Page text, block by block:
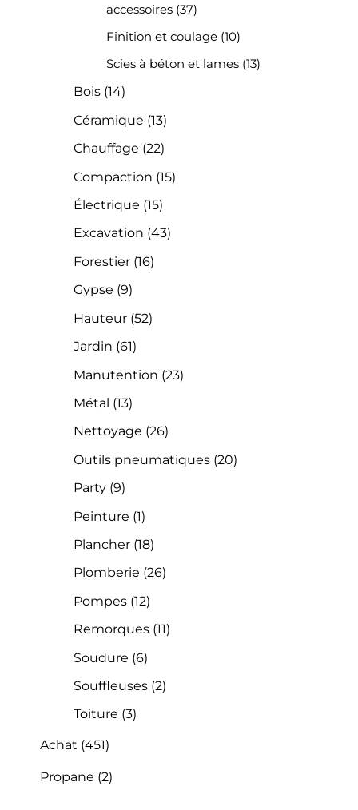
accessoires (37)
Finition et coulage (10)
Scies à béton et lames (13)
Bois (14)
Céramique (13)
Chauffage (22)
Compaction (15)
Électrique (15)
Excavation (43)
Forestier (16)
Gypse (9)
Hauteur (52)
Jardin (61)
Manutention (23)
Métal (13)
Nettoyage (26)
Outils pneumatiques (20)
Party (9)
Peinture (1)
Plancher (18)
Plomberie (26)
Pompes (12)
Remorques (11)
Soudure (6)
Souffleuses (2)
Toiture (3)
Achat (451)
Propane (2)